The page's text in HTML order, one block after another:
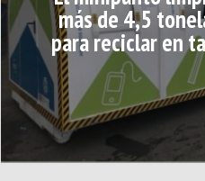
más de 4,5
para reciclar en